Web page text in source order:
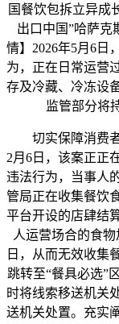
国餐饮包拆立异成
出口中国”哈萨克
情】2026年5月6日
为，正在日常运营
存及冷藏、冷冻设
监管部分将
切实保障消费者
2月6日，该案正正
违法行为，当事人
管局正在收集餐饮
平台开设的店肆结
人运营场合的食
日，从而无效收集
跳转至“餐具必选”
时将线索移送机关
送机关处置。充实